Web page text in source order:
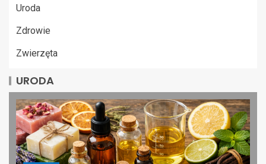
Uroda
Zdrowie
Zwierzęta
URODA